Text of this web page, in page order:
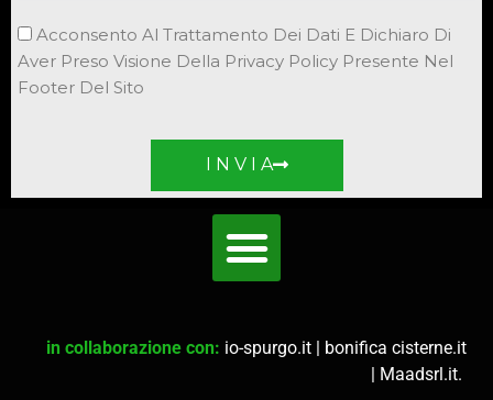
Acconsento Al Trattamento Dei Dati E Dichiaro Di
Aver Preso Visione Della Privacy Policy Presente Nel
Footer Del Sito
I N V I A
in collaborazione con: io-spurgo.it | bonifica cisterne.it
| Maadsrl.it.